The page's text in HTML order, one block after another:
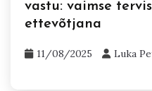
vastu: vaimse
ettevõtjana
11/08/2025 Luka